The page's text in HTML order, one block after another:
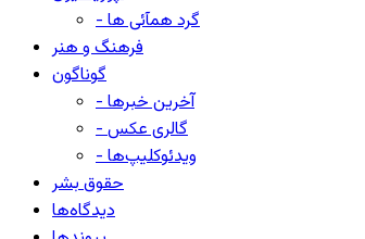
- گرد همآئی ها
فرهنگ و هنر
گوناگون
- آخرین خبرها
- گالری عکس
- ویدئوکلیپ‌ها
حقوق بشر
دیدگاه‌ها